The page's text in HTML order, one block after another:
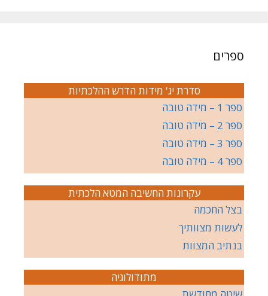
ספרים
סדרת יג' מידות הדרש ההלכתיות
ספר 1 – מידה טובה
ספר 2 – מידה טובה
ספר 3 – מידה טובה
ספר 4 – מידה טובה
עקרונות החשיבה המטא הלכתית
בצל החכמה
לעשות מצוותיך
בנתיב המצוות
מתודולוגיה